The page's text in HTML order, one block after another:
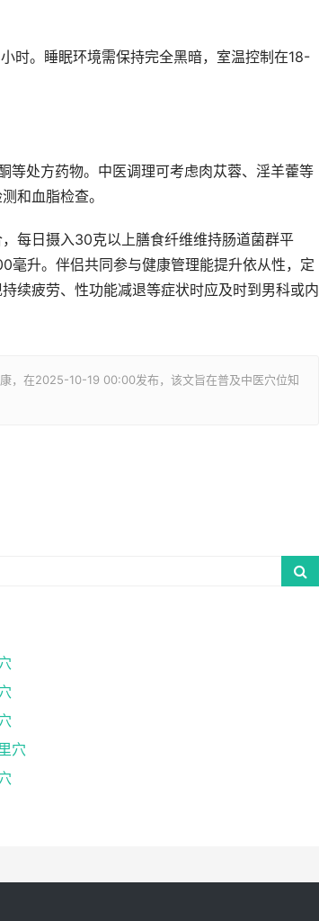
时。睡眠环境需保持完全黑暗，室温控制在18-
处方药物。中医调理可考虑肉苁蓉、淫羊藿等
和血脂检查。
每日摄入30克以上膳食纤维维持肠道菌群平
毫升。伴侣共同参与健康管理能提升依从性，定
续疲劳、性功能减退等症状时应及时到男科或内
，在2025-10-19 00:00发布，该文旨在普及中医穴位知
穴